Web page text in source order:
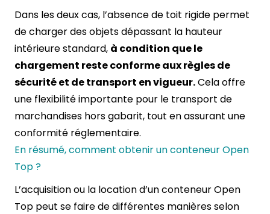
Dans les deux cas, l’absence de toit rigide permet
de charger des objets dépassant la hauteur
intérieure standard, à condition que le
chargement reste conforme aux règles de
sécurité et de transport en vigueur.Cela offre
une flexibilité importante pour le transport de
marchandises hors gabarit, tout en assurant une
conformité réglementaire.
En résumé, comment obtenir un conteneur Open
Top ?
L’acquisition ou la location d’un conteneur Open
Top peut se faire de différentes manières selon